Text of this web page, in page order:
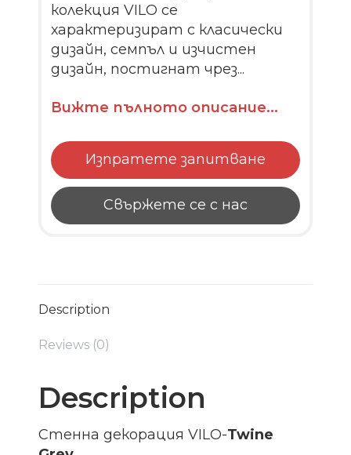
колекция VILO се
характеризират с класически
дизайн, семпъл и изчистен
дизайн, постигнат чрез...
Вижте пълното описание...
Изпратете запитване
Свържете се с нас
Description
Reviews (0)
Description
Стенна декорация VILO-Twine